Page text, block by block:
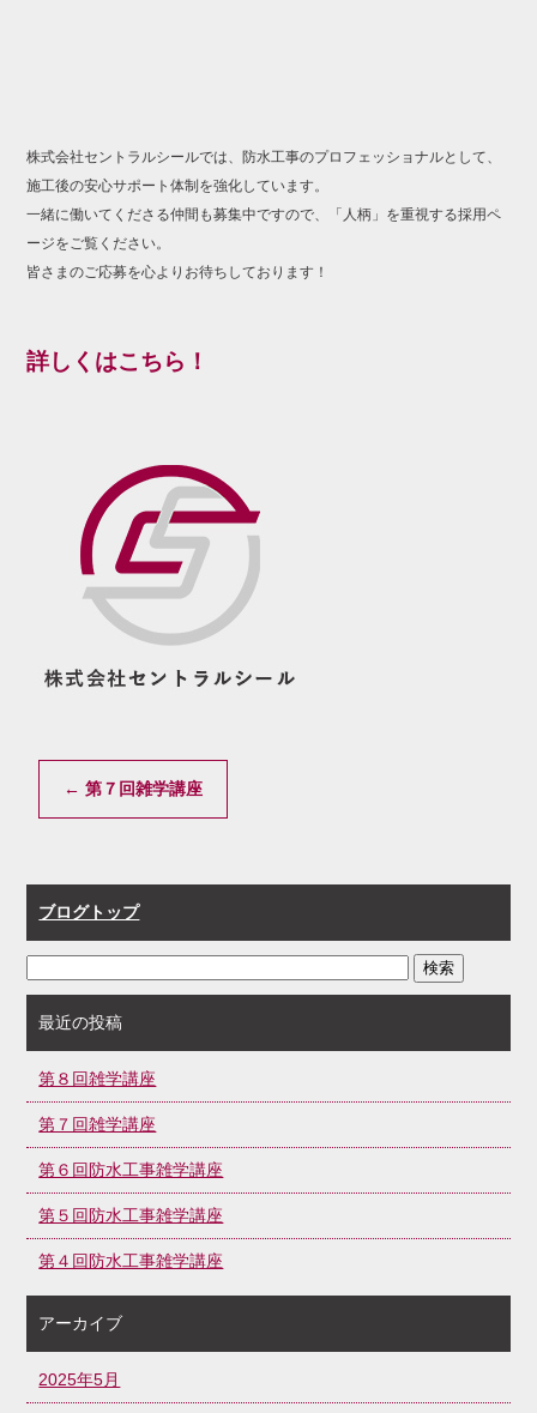
株式会社セントラルシールでは、防水工事のプロフェッショナルとして、
施工後の安心サポート体制を強化しています。
一緒に働いてくださる仲間も募集中ですので、「人柄」を重視する採用ペ
ージをご覧ください。
皆さまのご応募を心よりお待ちしております！
詳しくはこちら！
← 第７回雑学講座
ブログトップ
最近の投稿
第８回雑学講座
第７回雑学講座
第６回防水工事雑学講座
第５回防水工事雑学講座
第４回防水工事雑学講座
アーカイブ
2025年5月